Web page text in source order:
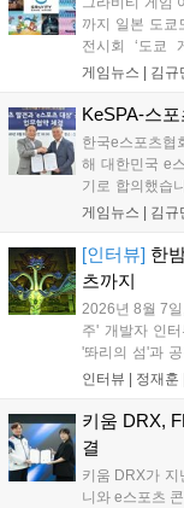
까지 일본 도쿄
전시회 ‘도쿄
‘JALECO
입니다. 시연
디 게임 생태계
게임뉴스 | 김규
KeSPA-스
한국e스포츠협
해 대한민국 e
기로 합의했습
전문성을 강화
김영만 회장은
성과와 가치를
고 밝혔습니다....
게임뉴스 | 김규
[인터뷰] 한
츠까지
2026년 8월 7
주' 개발자 인
'똬리의 섬'과
'소굴'을 포함합
를 표했습니다
인터뷰 | 정재훈
키움 DRX,
결
키움 DRX가 지
니와 e스포츠